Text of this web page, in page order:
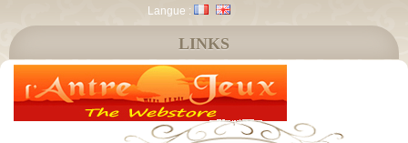
Langue :
LINKS